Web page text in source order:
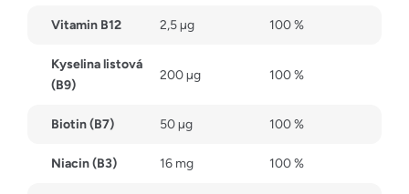
Vitamin B12 2,5 µg 100 %
Kyselina listová
(B9)
200 µg 100 %
Biotin (B7) 50 µg 100 %
Niacin (B3) 16 mg 100 %